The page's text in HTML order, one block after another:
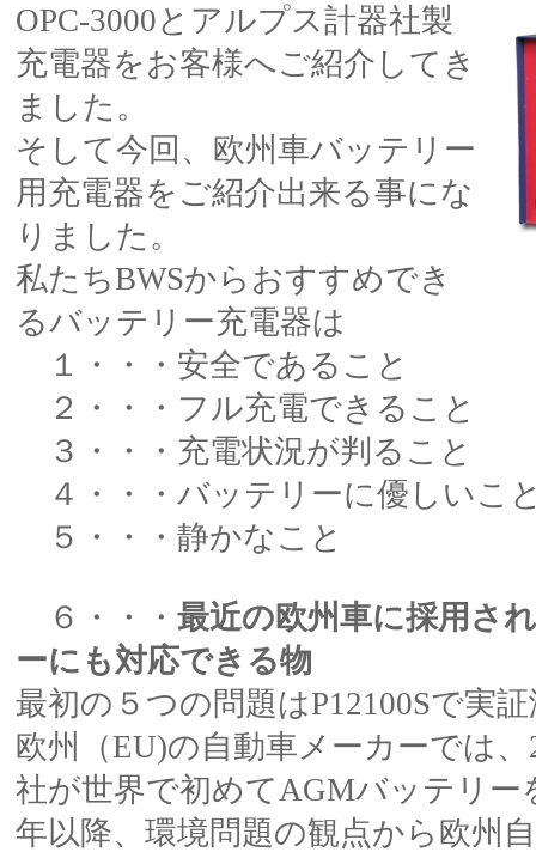
OPC-3000とアルプス計器社製
充電器をお客様へご紹介してき
ました。
そして今回、欧州車バッテリー
用充電器をご紹介出来る事にな
りました。
私たちBWSからおすすめでき
るバッテリー充電器は
１・・・安全であること
２・・・フル充電できること
３・・・充電状況が判ること
４・・・バッテリーに優しいこ
５・・・静かなこと
６・・・ 最近の欧州車に採用さ
ーにも対応できる物
最初の５つの問題はP12100Sで実
欧州（EU)の自動車メーカーでは
社が世界で初めてAGMバッテリー
年以降、環境問題の観点から欧州